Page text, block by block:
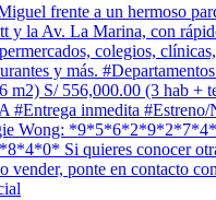
frente a un hermoso
y la Av. La Marina, con
colegios,
y más.
m2) S/ 556,000.00 (3 hab +
inmedita #Estreno/
Wong:
Si quieres conocer
vender, ponte en contacto